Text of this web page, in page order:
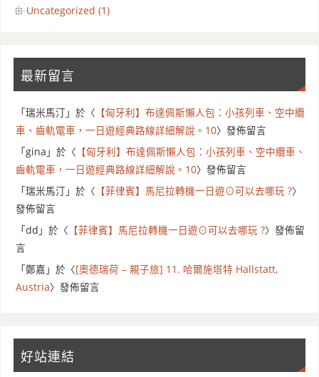
Uncategorized (1)
最新留言
「 瑞米馬汀 」於〈 【匈牙利】布達佩斯懶人包：小孩列車、空中纜
車、齒軌電車，一日遊經典路線詳細解說。10〉發佈留言
「 gina 」於〈 【匈牙利】布達佩斯懶人包：小孩列車、空中纜車、
齒軌電車，一日遊經典路線詳細解說。10〉發佈留言
「 瑞米馬汀 」於〈 【菲律賓】馬尼拉轉機一日遊⊙可以去哪玩 ?〉
發佈留言
「 dd 」於〈 【菲律賓】馬尼拉轉機一日遊⊙可以去哪玩 ?〉發佈留
言
「 鄭嘉 」於〈[奧德瑞荷 – 親子旅] 11. 哈爾施塔特 Hallstatt,
Austria〉發佈留言
好站連結